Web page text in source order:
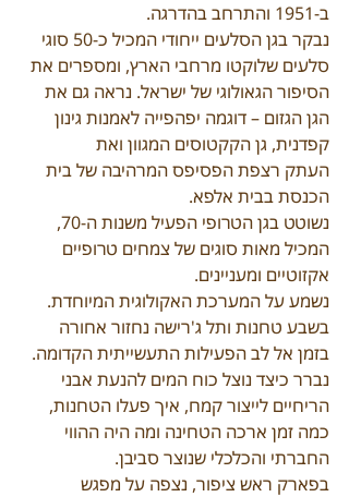
ב-1951 והתרחב בהדרגה.
נבקר בגן הסלעים ייחודי המכיל כ-50 סוגי
סלעים שלוקטו מרחבי הארץ, ומספרים את
הסיפור הגאולוגי של ישראל. נראה גם את
הגן הגזום – דוגמה יפהפייה לאמנות גינון
קפדנית, גן הקקטוסים המגוון ואת
העתק רצפת הפסיפס המרהיבה של בית
הכנסת בבית אלפא.
נשוטט בגן הטרופי הפעיל משנות ה-70,
המכיל מאות סוגים של צמחים טרופיים
אקזוטיים ומעניינים.
נשמע על המערכת האקולוגית המיוחדת.
בשבע טחנות ותל ג'רישה נחזור אחורה
בזמן אל לב הפעילות התעשייתית הקדומה.
נברר כיצד נוצל כוח המים להנעת אבני
הריחיים לייצור קמח, איך פעלו הטחנות,
כמה זמן ארכה הטחינה ומה היה ההווי
החברתי והכלכלי שנוצר סביבן.
בפארק ראש ציפור, נצפה על מפגש